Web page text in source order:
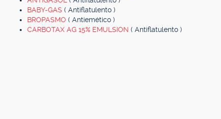
BABY-GAS ( Antiflatulento )
BROPASMO ( Antiemético )
CARBOTAX AG 15% EMULSION ( Antiflatulento )